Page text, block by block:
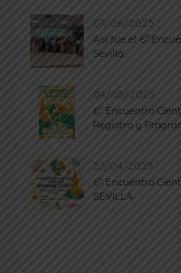
07/06/2025
Así fue el 6º
Sevilla
04/05/2025
6º Encuentro
Registro y
27/04/2025
6º Encuentro
SEVILLA